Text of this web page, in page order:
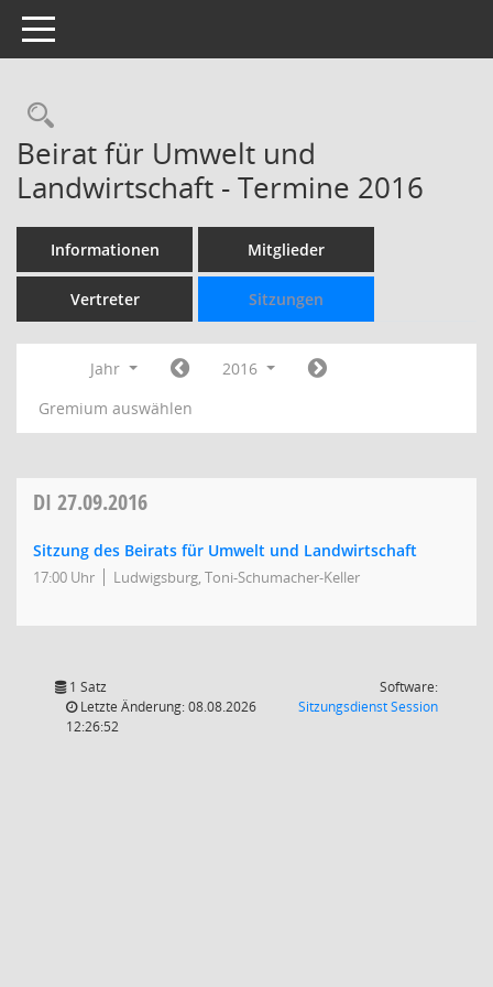
Toggle navigation
Rechercheauswahl
Beirat für Umwelt und
Landwirtschaft - Termine 2016
Informationen Mitglieder
Vertreter Sitzungen
Jahr
2016
Gremium auswählen
DI 27.09.2016
Sitzung des Beirats für Umwelt und Landwirtschaft
17:00 Uhr Ludwigsburg, Toni-Schumacher-Keller
1 Satz
Letzte Änderung: 08.08.2026
12:26:52
Software:
SitzungsdienstSession(Wird in